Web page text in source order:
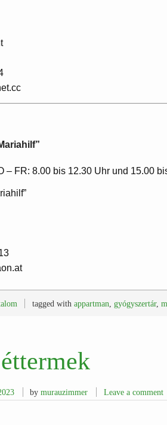
– FR: 8.00 bis 12.30 Uhr und 15.00
tagged with appartman gyógyszertár,
bymurauzimmer Leave a comment